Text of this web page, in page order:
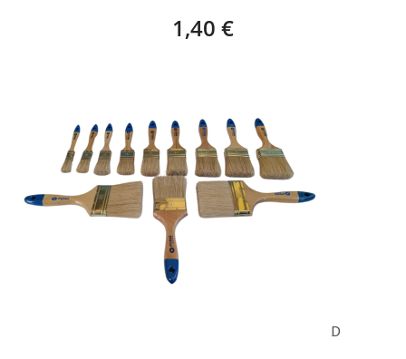
1,40 €
PYMA, PALETINA TRIPLE P. AZUL – 1 UNIDAD